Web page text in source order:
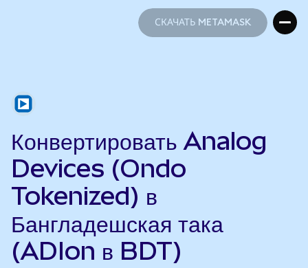
СКАЧАТЬ METAMASK
Конвертировать Analog
Devices (Ondo
Tokenized) в
Бангладешская така
(ADIon в BDT)